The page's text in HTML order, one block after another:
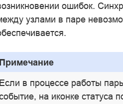
ошибок.
узлами в паре
Примечание
Если в процессе работы
на иконке статуса